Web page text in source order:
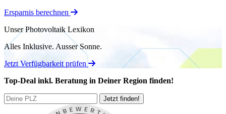
Ersparnis berechnen
Unser Photovoltaik Lexikon
Alles Inklusive. Ausser Sonne.
Jetzt Verfügbarkeit prüfen
Top-Deal inkl. Beratung in Deiner Region finden!